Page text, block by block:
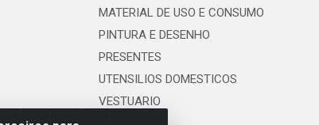
MATERIAL DE USO E CONSUMO
PINTURA E DESENHO
PRESENTES
UTENSILIOS DOMESTICOS
VESTUARIO